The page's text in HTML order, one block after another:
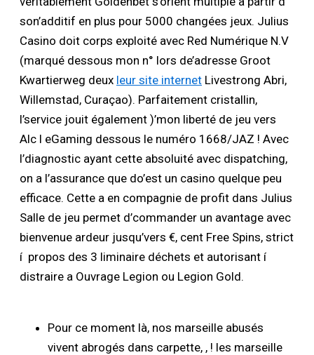
son’additif en plus pour 5000 changées jeux. Julius
Casino doit corps exploité avec Red Numérique N.V
(marqué dessous mon n° lors de’adresse Groot
Kwartierweg deux leur site internet Livestrong Abri,
Willemstad, Curaçao). Parfaitement cristallin,
l’service jouit également )’mon liberté de jeu vers
Alc l eGaming dessous le numéro 1668/JAZ ! Avec
l’diagnostic ayant cette absoluité avec dispatching,
on a l’assurance que do’est un casino quelque peu
efficace. Cette a en compagnie de profit dans Julius
Salle de jeu permet d’commander un avantage avec
bienvenue ardeur jusqu’vers €, cent Free Spins, strict
í propos des 3 liminaire déchets et autorisant í
distraire a Ouvrage Legion ou Legion Gold.
Pour ce moment là, nos marseille abusés
vivent abrogés dans carpette, , ! les marseille